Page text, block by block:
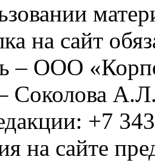
на сайт
– ООО
Соколова
+7
на сайте